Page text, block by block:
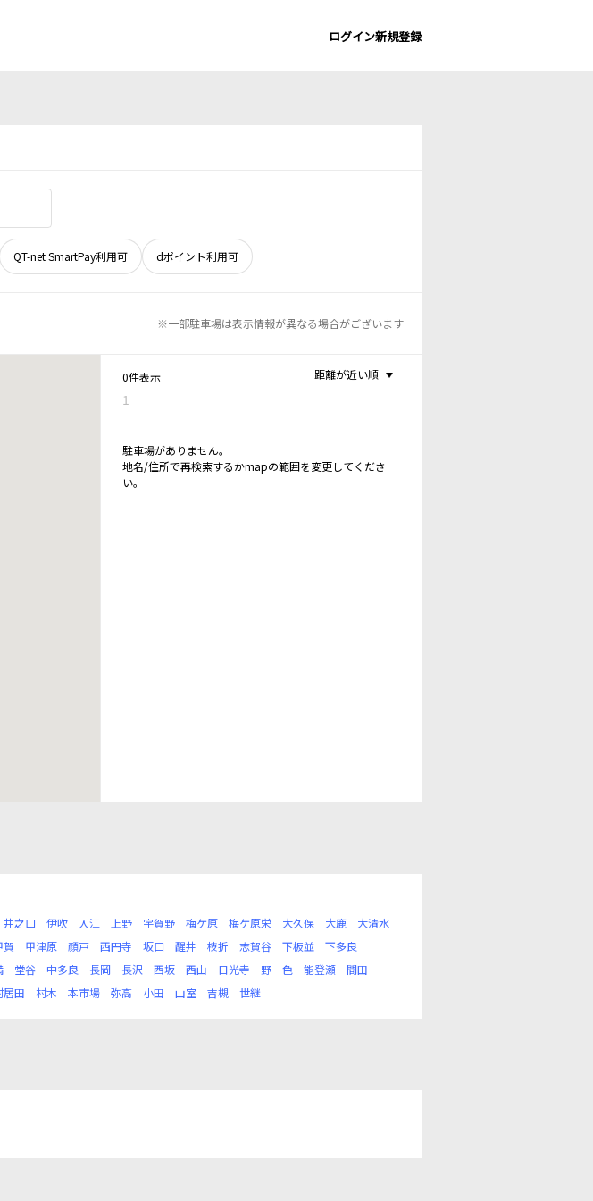
ログイン新規登録
QT-net SmartPay利用可 dポイント利用可
※一部駐車場は表示情報が異なる場合がございます
0件表示
1
距離が近い順
駐車場がありません。
地名/住所で再検索するかmapの範囲を変更してくださ
い。
井之口 伊吹 入江 上野 宇賀野 梅ケ原 梅ケ原栄 大久保 大鹿
大清水
賀 甲津原 顔戸 西円寺 坂口 醒井 枝折 志賀谷 下板並
下多良
堂谷 中多良 長岡 長沢 西坂 西山 日光寺 野一色 能登瀬
間田
居田 村木 本市場 弥高 小田 山室 吉槻 世継